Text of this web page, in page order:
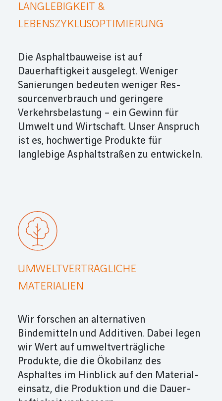
LANGLEBIGKEIT &
LEBENSZYKLUSOPTIMIERUNG
Die Asphaltbauweise ist auf
Dauerhaftigkeit ausgelegt. Weniger
Sanierungen bedeuten weniger Res­
sourcen­ver­brauch und geringere
Verkehrs­belastung – ein Gewinn für
Umwelt und Wirtschaft. Unser Anspruch
ist es, hoch­wer­tige Produkte für
langlebige Asphalt­straßen zu ent­wickeln.
UMWELTVERTRÄGLICHE
MATERIALIEN
Wir forschen an alternativen
Bindemitteln und Additiven. Dabei legen
wir Wert auf umweltverträgliche
Produkte, die die Ökobilanz des
Asphaltes im Hinblick auf den Material­
ein­satz, die Produk­tion und die Dauer­